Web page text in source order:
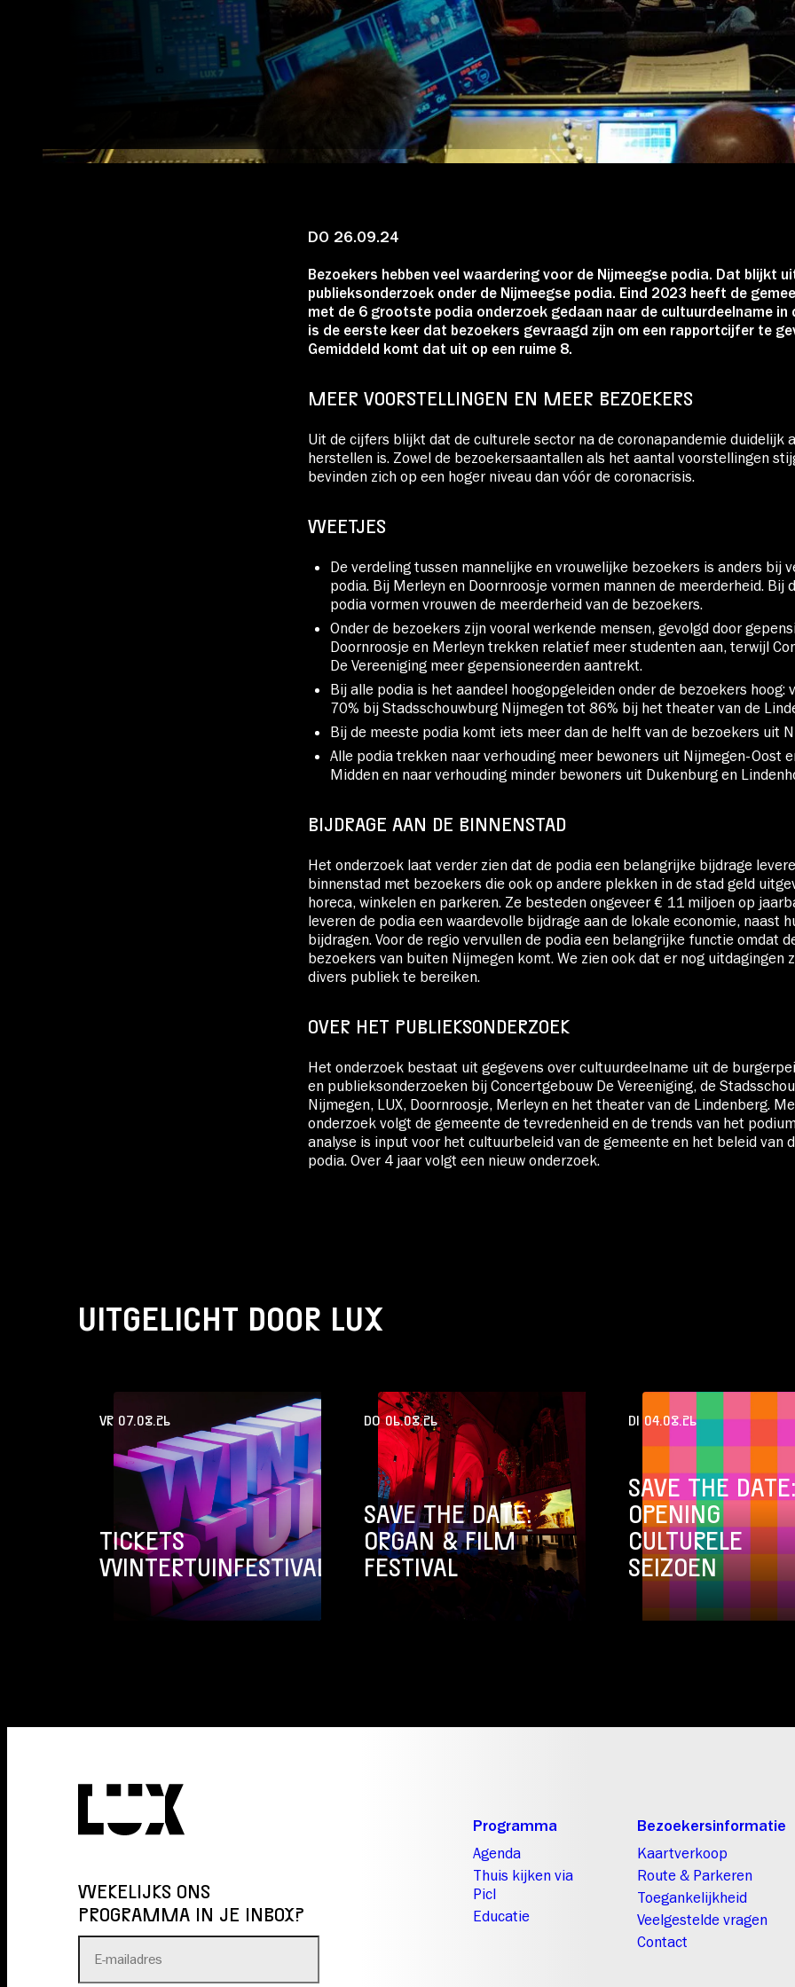
Account
Over Stichting LUX
Nieuws
DO 26.09.24
Bezoekers hebben veel waardering voor de Nijmeegse podia. Dat blijkt
publieksonderzoek onder de Nijmeegse podia. Eind 2023 heeft de
met de 6 grootste podia onderzoek gedaan naar de cultuurdeelname in
is de eerste keer dat bezoekers gevraagd zijn om een rapportcijfer te
Gemiddeld komt dat uit op een ruime 8.
MEER VOORSTELLINGEN EN MEER BEZOEKERS
Uit de cijfers blijkt dat de culturele sector na de coronapandemie duidelijk
herstellen is. Zowel de bezoekersaantallen als het aantal voorstellingen
bevinden zich op een hoger niveau dan vóór de coronacrisis.
WEETJES
De verdeling tussen mannelijke en vrouwelijke bezoekers is anders bij
podia. Bij Merleyn en Doornroosje vormen mannen de meerderheid. Bij
podia vormen vrouwen de meerderheid van de bezoekers.
Onder de bezoekers zijn vooral werkende mensen, gevolgd door
Doornroosje en Merleyn trekken relatief meer studenten aan, terwijl
De Vereeniging meer gepensioneerden aantrekt.
Bij alle podia is het aandeel hoogopgeleiden onder de bezoekers hoog:
70% bij Stadsschouwburg Nijmegen tot 86% bij het theater van de
Bij de meeste podia komt iets meer dan de helft van de bezoekers uit
Alle podia trekken naar verhouding meer bewoners uit Nijmegen-Oost
Midden en naar verhouding minder bewoners uit Dukenburg en
BIJDRAGE AAN DE BINNENSTAD
Het onderzoek laat verder zien dat de podia een belangrijke bijdrage
binnenstad met bezoekers die ook op andere plekken in de stad geld
horeca, winkelen en parkeren. Ze besteden ongeveer € 11 miljoen op
leveren de podia een waardevolle bijdrage aan de lokale economie, naast
bijdragen. Voor de regio vervullen de podia een belangrijke functie omdat
bezoekers van buiten Nijmegen komt. We zien ook dat er nog uitdagingen
divers publiek te bereiken.
OVER HET PUBLIEKSONDERZOEK
Het onderzoek bestaat uit gegevens over cultuurdeelname uit de
en publieksonderzoeken bij Concertgebouw De Vereeniging, de
Nijmegen, LUX, Doornroosje, Merleyn en het theater van de Lindenberg.
onderzoek volgt de gemeente de tevredenheid en de trends van het
analyse is input voor het cultuurbeleid van de gemeente en het beleid van
podia. Over 4 jaar volgt een nieuw onderzoek.
UITGELICHT DOOR LUX
VR 07.08.26
TICKETS
WINTERTUINFESTIVAL
DO 06.08.26
SAVE THE DATE:
ORGAN & FILM
FESTIVAL
DI 04.08.26
SAVE THE DATE:
OPENING
CULTURELE
SEIZOEN
WEKELIJKS ONS
PROGRAMMA IN JE INBOX?
Programma
Agenda
Thuis kijken via
Picl
Educatie
Bezoekersinformatie
Kaartverkoop
Route & Parkeren
Toegankelijkheid
Veelgestelde vragen
Contact